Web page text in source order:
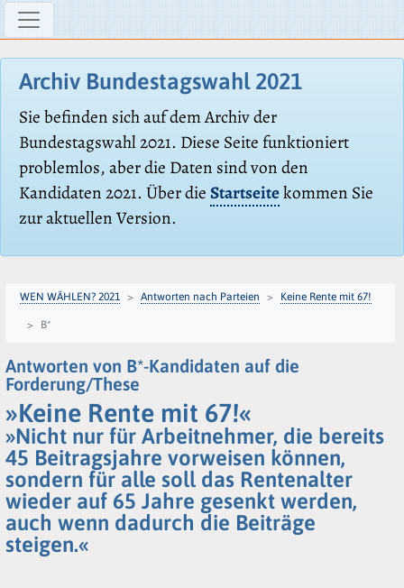
Archiv Bundestagswahl 2021
Sie befinden sich auf dem Archiv der
Bundestagswahl 2021. Diese Seite funktioniert
problemlos, aber die Daten sind von den
Kandidaten 2021. Über dieStartseitekommen Sie
zur aktuellen Version.
WEN WÄHLEN? 2021 Antworten nach Parteien Keine Rente mit 67!
B*
Antworten von B*-Kandidaten auf die
Forderung/These
»Keine Rente mit 67!«
»Nicht nur für Arbeitnehmer, die bereits
45 Beitragsjahre vorweisen können,
sondern für alle soll das Rentenalter
wieder auf 65 Jahre gesenkt werden,
auch wenn dadurch die Beiträge
steigen.«